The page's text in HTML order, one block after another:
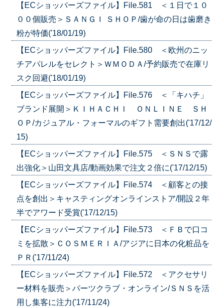
【ECショッパーズファイル】File.581 ＜１日で１０
００個販売＞ＳＡＮＧＩ ＳＨＯＰ/歯が命の日は歯磨き
粉が特価('18/01/19)
【ECショッパーズファイル】File.580 ＜欧州のニッ
チアパレルをセレクト＞ＷＭＯＤＡ/予約販売で在庫リ
スク回避('18/01/19)
【ECショッパーズファイル】File.576 ＜「キハチ」
ブランド展開＞ＫＩＨＡＣＨＩ ＯＮＬＩＮＥ ＳＨ
ＯＰ/カジュアル・フォーマルのギフト需要創出('17/12/
15)
【ECショッパーズファイル】File.575 ＜ＳＮＳで露
出強化＞山田文具店/動画効果で注文２倍に('17/12/15)
【ECショッパーズファイル】File.574 ＜顧客との接
点を創出＞キャスティングオンラインストア/開設２年
半でアワード受賞('17/12/15)
【ECショッパーズファイル】File.573 ＜ＦＢで口コ
ミを拡散＞ＣＯＳＭＥＲＩＡ/アジアに日本の化粧品を
ＰＲ('17/11/24)
【ECショッパーズファイル】File.572 ＜アクセサリ
ー材料を販売＞パーツクラブ・オンライン/ＳＮＳを活
用し集客に注力('17/11/24)